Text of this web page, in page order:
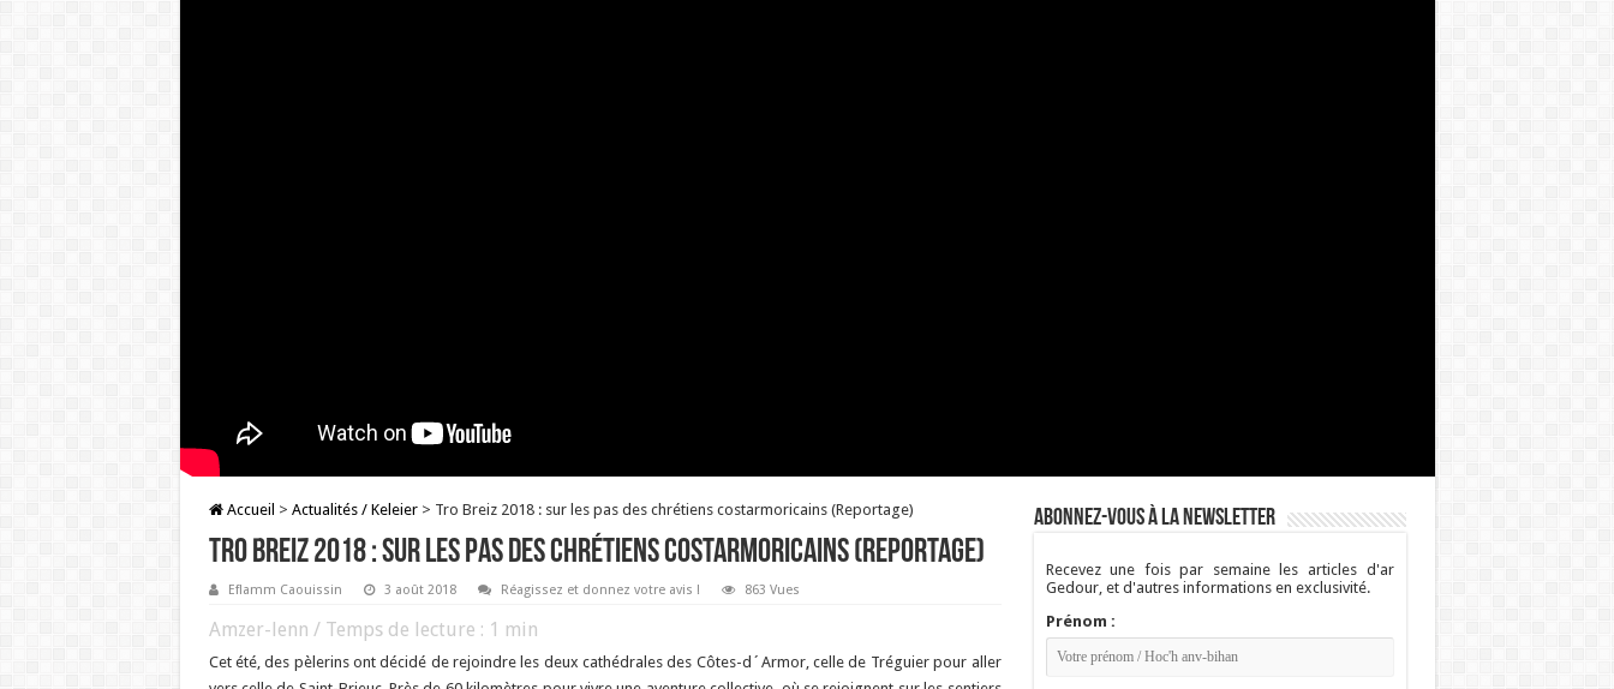
Accueil > Actualités / Keleier > Tro Breiz 2018 : sur les pas des chrétiens costarmoricains (Reportage)
Tro Breiz 2018 : sur les pas des chrétiens costarmoricains (Reportage)
Eflamm Caouissin 3 août 2018 Réagissez et donnez votre avis ! 863 Vues
Amzer-lenn / Temps de lecture : 1 min
Cet été, des pèlerins ont décidé de rejoindre les deux cathédrales des Côtes-d´Armor, celle de Tréguier pour aller
Abonnez-vous à la newsletter
Recevez une fois par semaine les articles d'ar
Gedour, et d'autres informations en exclusivité.
Prénom :